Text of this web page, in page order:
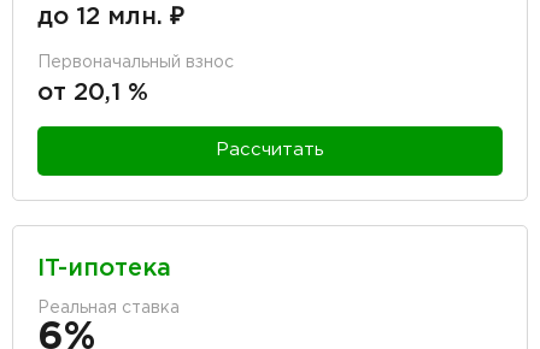
до 12 млн. ₽
Первоначальный взнос
от 20,1 %
Рассчитать
IT-ипотека
Реальная ставка
6%